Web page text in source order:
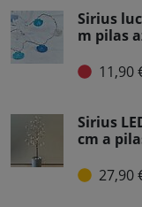
Sirius
m pilas
11,90
Sirius
cm a
27,90